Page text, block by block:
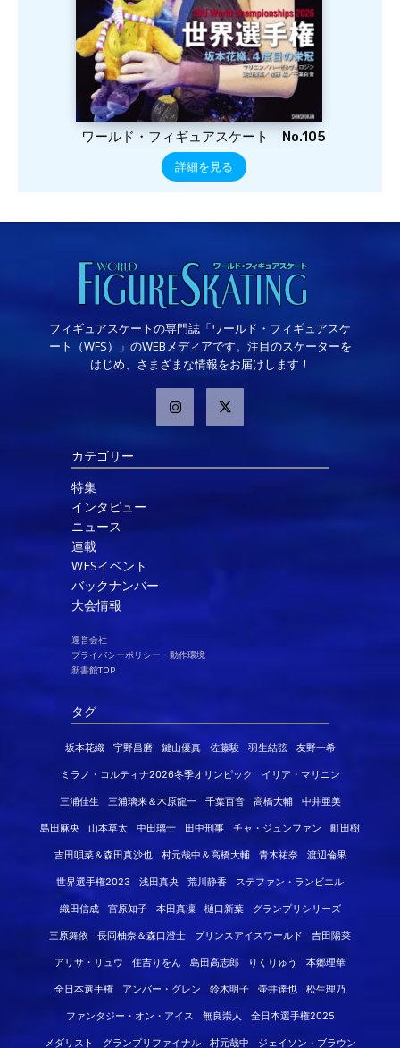
ワールド・フィギュアスケート No.105
詳細を見る
フィギュアスケートの専門誌「ワールド・フィギュアスケ
ート（WFS）」のWEBメディアです。注目のスケーターを
はじめ、さまざまな情報をお届けします！
カテゴリー
特集
インタビュー
ニュース
連載
WFSイベント
バックナンバー
大会情報
運営会社
プライバシーポリシー・動作環境
新書館TOP
タグ
坂本花織 宇野昌磨 鍵山優真 佐藤駿 羽生結弦 友野一希
ミラノ・コルティナ2026冬季オリンピック イリア・マリニン
三浦佳生 三浦璃来＆木原龍一 千葉百音 高橋大輔 中井亜美
島田麻央 山本草太 中田璃士 田中刑事 チャ・ジュンファン 町田樹
吉田唄菜＆森田真沙也 村元哉中＆高橋大輔 青木祐奈 渡辺倫果
世界選手権2023 浅田真央 荒川静香 ステファン・ランビエル
織田信成 宮原知子 本田真凜 樋口新葉 グランプリシリーズ
三原舞依 長岡柚奈＆森口澄士 プリンスアイスワールド 吉田陽菜
アリサ・リュウ 住吉りをん 島田高志郎 りくりゅう 本郷理華
全日本選手権 アンバー・グレン 鈴木明子 壷井達也 松生理乃
ファンタジー・オン・アイス 無良崇人 全日本選手権2025
メダリスト グランプリファイナル 村元哉中 ジェイソン・ブラウン